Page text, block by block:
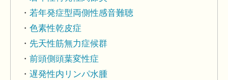
若年発症型両側性感音難聴
色素性乾皮症
先天性筋無力症候群
前頭側頭葉変性症
遅発性内リンパ水腫